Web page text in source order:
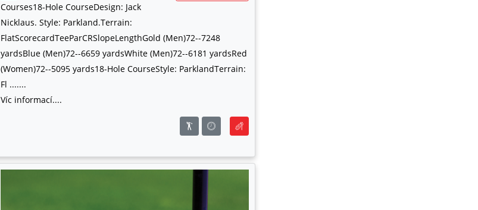
Courses18-Hole CourseDesign: Jack
Nicklaus. Style: Parkland.Terrain:
FlatScorecardTeeParCRSlopeLengthGold (Men)72--7248
yardsBlue (Men)72--6659 yardsWhite (Men)72--6181 yardsRed
(Women)72--5095 yards18-Hole CourseStyle: ParklandTerrain:
Fl .......
Víc informací....